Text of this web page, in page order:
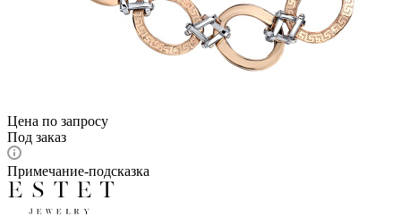
Цена по запросу
Под заказ
Примечание-подсказка